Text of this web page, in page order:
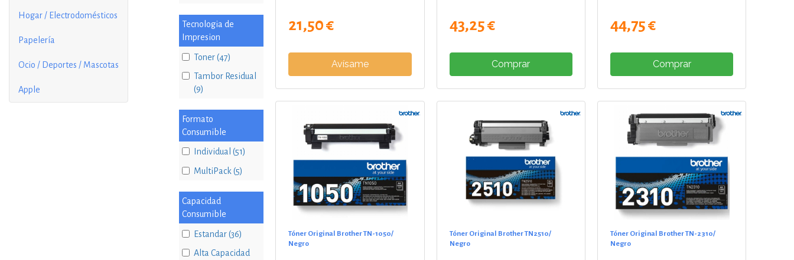
Hogar / Electrodomésticos
Papelería
Ocio / Deportes / Mascotas
Apple
Tecnologia de
Impresion
Toner (47)
Tambor Residual
(9)
Formato
Consumible
Individual (51)
MultiPack (5)
Capacidad
Consumible
Estandar (36)
Alta Capacidad
21,50 €
Avísame
43,25 €
Comprar
44,75 €
Comprar
Tóner Original Brother TN-1050/
Negro
Tóner Original Brother TN2510/
Negro
Tóner Original Brother TN-2310/
Negro